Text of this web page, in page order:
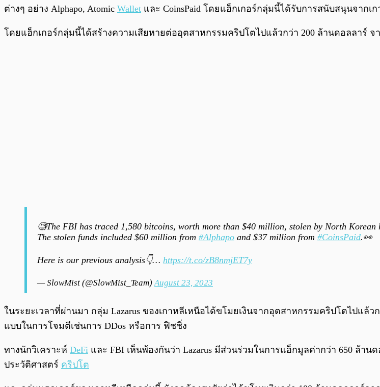
ต่างๆ อย่าง Alphapo, Atomic Wallet และ CoinsPaid โดยแฮ็กเกอร์กลุ่มนี้ได้รับการสนับสนุนจากเ
โดยแฮ็กเกอร์กลุ่มนี้ได้สร้างความเสียหายต่ออุตสาหกรรมคริปโตไปแล้วกว่า 200 ล้านดอลลาร์ จ
🧐The FBI has traced 1,580 bitcoins, worth more than $40 million, stolen by North
The stolen funds included $60 million from #Alphapo and $37 million from #CoinsPaid.👀
Here is our previous analysis👇… https://t.co/zB8nmjET7y
— SlowMist (@SlowMist_Team)August 23, 2023
ในระยะเวลาที่ผ่านมา กลุ่ม Lazarus ของเกาหลีเหนือได้ขโมยเงินจากอุตสาหกรรมคริปโตไปแ
แบบในการโจมตีเช่นการ DDos หรือการ ฟิชชิ่ง
ทางนักวิเคราะห์ DeFi และ FBI เห็นพ้องกันว่า Lazarus มีส่วนร่วมในการแฮ็กมูลค่ากว่า 650 ล้า
ประวัติศาสตร์ คริปโต